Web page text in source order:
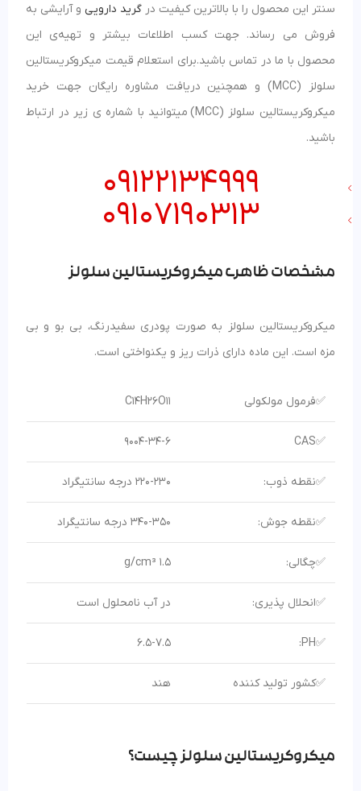
سنتر این محصول را با بالاترین کیفیت در گرید دارویی و آرایشی به
فروش می رساند. جهت کسب اطلاعات بیشتر و تهیه‌ی این
محصول با ما در تماس باشید.برای استعلام قیمت میکروکریستالین
سلولز (MCC) و همچنین دریافت مشاوره رایگان جهت خرید
میکروکریستالین سلولز (MCC) میتوانید با شماره ی زیر در ارتباط
باشید.
09122134999
09107190313
مشخصات ظاهری میکروکریستالین سلولز
میکروکریستالین سلولز به صورت پودری سفیدرنگ، بی بو و بی
مزه است. این ماده دارای ذرات ریز و یکنواختی است.
✅فرمول مولکولی C14H26O11
✅CAS
9004-34-6
✅نقطه ذوب: 220-230 درجه سانتیگراد
✅نقطه جوش: 340-350 درجه سانتیگراد
✅چگالی: 1.5 g/cm³
✅انحلال پذیری: در آب نامحلول است
✅PH:
6.5-7.5
✅کشور تولید کننده هند
میکروکریستالین سلولز چیست؟